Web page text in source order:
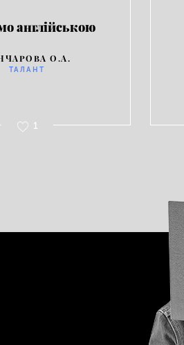
англійською
О.А.
ТАЛАНТ
1